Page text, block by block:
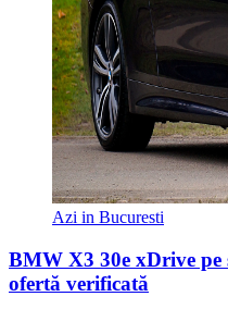
Azi in Bucuresti
BMW X3 30e xDrive pe
ofertă verificată